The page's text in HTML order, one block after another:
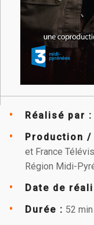
Réalisé par :
Production
et France
Région Midi-
Date de
Durée : 52 min